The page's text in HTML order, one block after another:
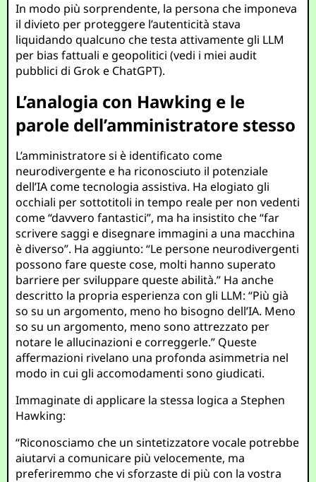
In modo più sorprendente, la persona che imponeva
il divieto per proteggere l’autenticità stava
liquidando qualcuno che testa attivamente gli LLM
per bias fattuali e geopolitici (vedi i miei audit
pubblici di Grok e ChatGPT).
L’analogia con Hawking e le
parole dell’amministratore stesso
L’amministratore si è identificato come
neurodivergente e ha riconosciuto il potenziale
dell’IA come tecnologia assistiva. Ha elogiato gli
occhiali per sottotitoli in tempo reale per non vedenti
come “davvero fantastici”, ma ha insistito che “far
scrivere saggi e disegnare immagini a una macchina
è diverso”. Ha aggiunto: “Le persone neurodivergenti
possono fare queste cose, molti hanno superato
barriere per sviluppare queste abilità.” Ha anche
descritto la propria esperienza con gli LLM: “Più già
so su un argomento, meno ho bisogno dell’IA. Meno
so su un argomento, meno sono attrezzato per
notare le allucinazioni e correggerle.” Queste
affermazioni rivelano una profonda asimmetria nel
modo in cui gli accomodamenti sono giudicati.
Immaginate di applicare la stessa logica a Stephen
Hawking:
“Riconosciamo che un sintetizzatore vocale potrebbe
aiutarvi a comunicare più velocemente, ma
preferiremmo che vi sforzaste di più con la vostra